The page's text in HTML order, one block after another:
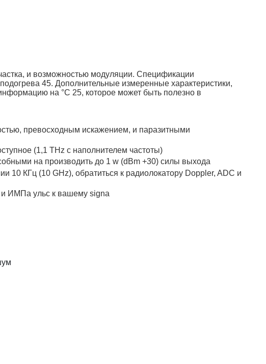
и возможностью модуляции. Спецификации
45. Дополнительные измеренные характеристики,
на °C 25, которое может быть полезно в
превосходным искажением, и паразитными
(1,1 THz с наполнителем частоты)
на производить до 1 w (dBm +30) силы выхода
КГц (10 GHz), обратиться к радиолокатору Doppler, ADC и
и ИМПа ульс к вашему signa